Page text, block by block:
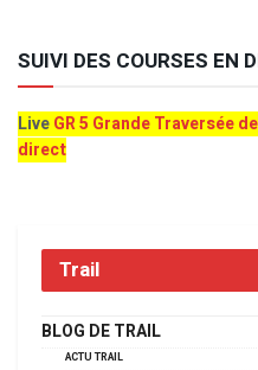
SUIVI DES COURSES EN
LiveGR 5 Grande Traversée
direct
Trail
BLOG DE TRAIL
ACTU TRAIL